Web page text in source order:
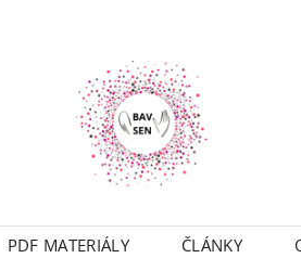
PDF MATERIÁLY ČLÁNKY